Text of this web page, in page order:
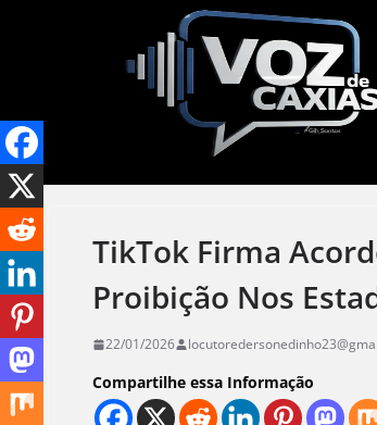
TikTok Firma
Proibição Nos
22/01/2026
Compartilhe essa Informação